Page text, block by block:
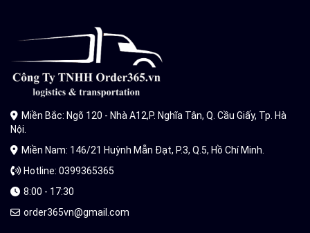
Miền Bắc: Ngõ 120 - Nhà A12,P. Nghĩa Tân, Q. Cầu Giấy, Tp. Hà
Nội.
Miền Nam: 146/21 Huỳnh Mẫn Đạt, P.3, Q.5, Hồ Chí Minh.
Hotline: 0399365365
8:00 - 17:30
order365vn@gmail.com